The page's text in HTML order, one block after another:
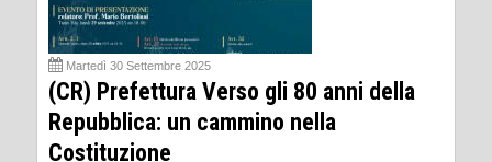
Martedì 30 Settembre 2025
(CR) Prefettura Verso gli 80 anni della
Repubblica: un cammino nella
Costituzione